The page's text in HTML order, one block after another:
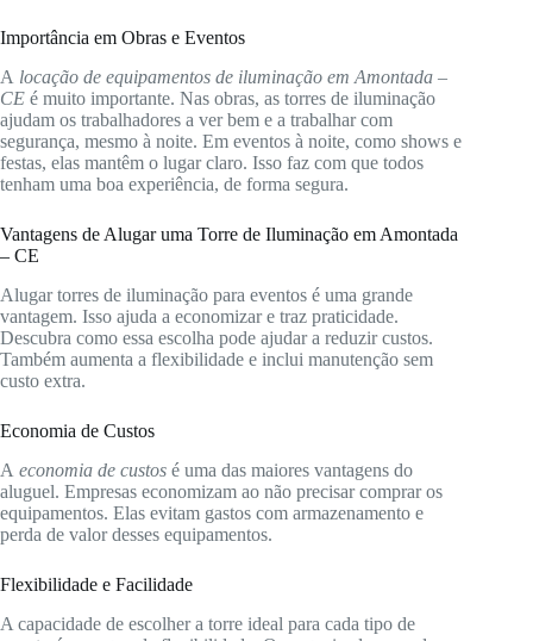
Importância em Obras e Eventos
A locação de equipamentos de iluminação em Amontada –
CE é muito importante. Nas obras, as torres de iluminação
ajudam os trabalhadores a ver bem e a trabalhar com
segurança, mesmo à noite. Em eventos à noite, como shows e
festas, elas mantêm o lugar claro. Isso faz com que todos
tenham uma boa experiência, de forma segura.
Vantagens de Alugar uma Torre de Iluminação em Amontada
– CE
Alugar torres de iluminação para eventos é uma grande
vantagem. Isso ajuda a economizar e traz praticidade.
Descubra como essa escolha pode ajudar a reduzir custos.
Também aumenta a flexibilidade e inclui manutenção sem
custo extra.
Economia de Custos
A economia de custos é uma das maiores vantagens do
aluguel. Empresas economizam ao não precisar comprar os
equipamentos. Elas evitam gastos com armazenamento e
perda de valor desses equipamentos.
Flexibilidade e Facilidade
A capacidade de escolher a torre ideal para cada tipo de